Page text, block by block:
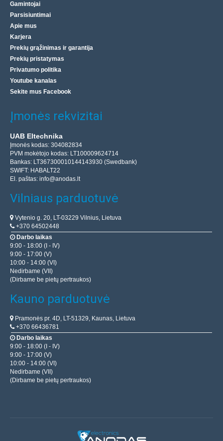
Gamintojai
Parsisiuntimai
Apie mus
Karjera
Prekių grąžinimas ir garantija
Prekių pristatymas
Privatumo politika
Youtube kanalas
Sekite mus Facebook
Įmonės rekvizitai
UAB Eltechnika
Įmonės kodas: 304082834
PVM mokėtojo kodas: LT100009624714
Bankas: LT367300010144143930 (Swedbank)
SWIFT: HABALT22
El. paštas: info@anodas.lt
Vilniaus parduotuvė
Vytenio g. 20, LT-03229 Vilnius, Lietuva
+370 64502448
Darbo laikas
9:00 - 18:00 (I - IV)
9:00 - 17:00 (V)
10:00 - 14:00 (VI)
Nedirbame (VII)
(Dirbame be pietų pertraukos)
Kauno parduotuvė
Pramonės pr. 4D, LT-51329, Kaunas, Lietuva
+370 66436781
Darbo laikas
9:00 - 18:00 (I - IV)
9:00 - 17:00 (V)
10:00 - 14:00 (VI)
Nedirbame (VII)
(Dirbame be pietų pertraukos)